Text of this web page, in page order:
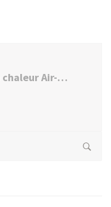
Installation de Pompe à chaleur Air-Air Panasonic à Paris 8e